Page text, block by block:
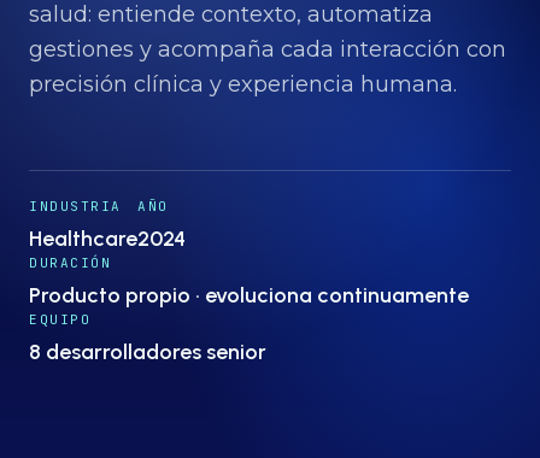
Proyectos →
Insights
Hablemos
salud: entiende contexto, automatiza
gestiones y acompaña cada interacción con
precisión clínica y experiencia humana.
INDUSTRIA
Healthcare
AÑO
2024
DURACIÓN
Producto propio · evoluciona continuamente
EQUIPO
8 desarrolladores senior